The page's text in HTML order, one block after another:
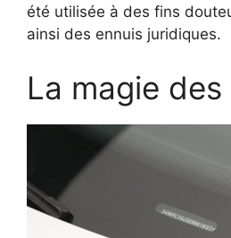
été utilisée à des fins
ainsi des ennuis juridiques.
La magie des